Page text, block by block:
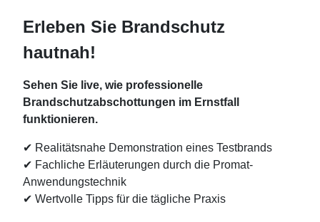
Erleben Sie Brandschutz
hautnah!
Sehen Sie live, wie professionelle
Brandschutzabschottungen im Ernstfall
funktionieren.
✔ Realitätsnahe Demonstration eines Testbrands
✔ Fachliche Erläuterungen durch die Promat-
Anwendungstechnik
✔ Wertvolle Tipps für die tägliche Praxis